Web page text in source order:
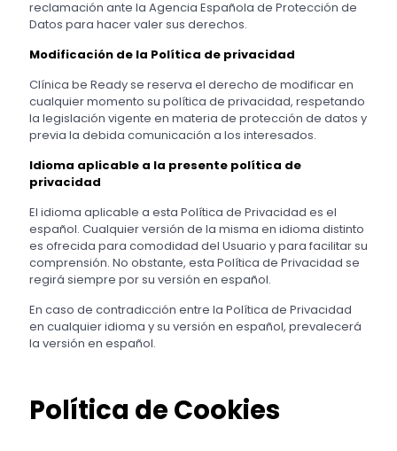
reclamación ante la Agencia Española de Protección de
Datos para hacer valer sus derechos.
Modificación de la Política de privacidad
Clínica be Ready se reserva el derecho de modificar en
cualquier momento su política de privacidad, respetando
la legislación vigente en materia de protección de datos y
previa la debida comunicación a los interesados.
Idioma aplicable a la presente política de
privacidad
El idioma aplicable a esta Política de Privacidad es el
español. Cualquier versión de la misma en idioma distinto
es ofrecida para comodidad del Usuario y para facilitar su
comprensión. No obstante, esta Política de Privacidad se
regirá siempre por su versión en español.
En caso de contradicción entre la Política de Privacidad
en cualquier idioma y su versión en español, prevalecerá
la versión en español.
Política de Cookies